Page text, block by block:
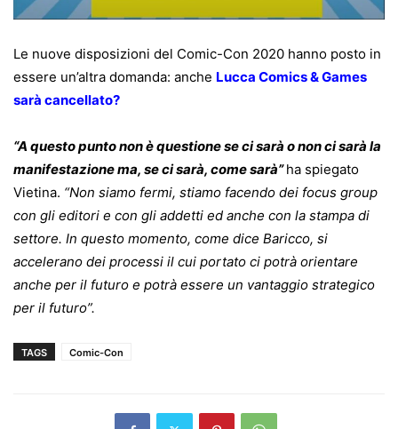
Le nuove disposizioni del Comic-Con 2020 hanno posto in
essere un’altra domanda: anche Lucca Comics & Games
sarà cancellato?
“A questo punto non è questione se ci sarà o non ci sarà la
manifestazione ma, se ci sarà, come sarà”ha spiegato
Vietina. “Non siamo fermi, stiamo facendo dei focus group
con gli editori e con gli addetti ed anche con la stampa di
settore. In questo momento, come dice Baricco, si
accelerano dei processi il cui portato ci potrà orientare
anche per il futuro e potrà essere un vantaggio strategico
per il futuro”.
TAGS Comic-Con